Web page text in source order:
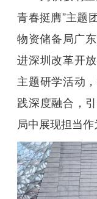
青春挺膺”主题
物资储备局广
进深圳改革开
主题研学活动
践深度融合，
局中展现担当作